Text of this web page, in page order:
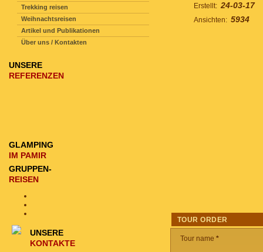
Erstellt: 24-03-17
Ansichten: 5934
TOUR ORDER
Tour name *
Trekking reisen
Weihnachtsreisen
Artikel und Publikationen
Über uns / Kontakten
UNSERE
REFERENZEN
GLAMPING
IM PAMIR
GRUPPEN-
REISEN
UNSERE
KONTAKTE